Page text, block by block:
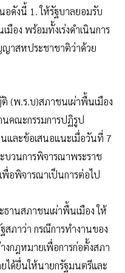
อดังนี้ 1. ให้รัฐบาลยอมรับ
อง พร้อมทั้งเร่งดำเนินการ
ญาสหประชาชาติว่าด้วย
(พ.ร.บ)สภาชนเผ่าพื้นเมือง
คณะกรรมการปฏิรูป
และข้อเสนอแนะเมื่อวันที่ 7
บวนการพิจารณาพระราช
พิจารณาเป็นการต่อไป
ธานสภาชนเผ่าพื้นเมือง ให้
ภาว่า กรณีการทำงานของ
กฎหมายเพื่อการก่อตั้งสภา
ด้ยื่นให้นายกรัฐมนตรีและ